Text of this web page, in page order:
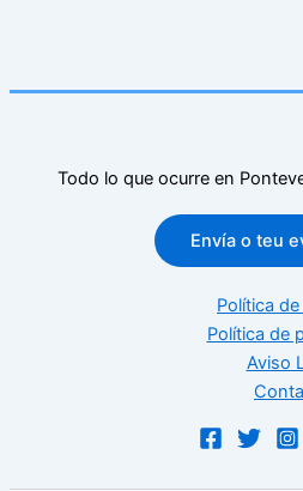
Todo lo que ocurre en
Envía o teu
Política
Política de
Aviso